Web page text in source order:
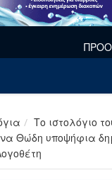
Το ιστολόγιο
Θώδη υποψήφια